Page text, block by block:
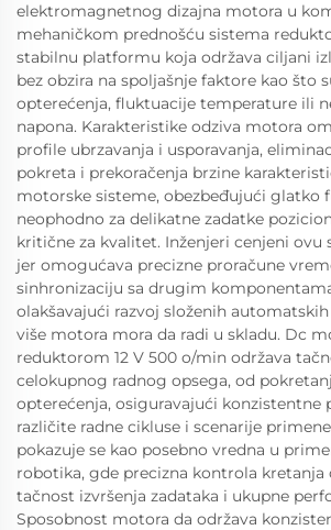
elektromagnetnog dizajna motora u
mehaničkom prednošću sistema
stabilnu platformu koja održava ciljani
bez obzira na spoljašnje faktore kao što
opterećenja, fluktuacije temperature ili
napona. Karakteristike odziva motora
profile ubrzavanja i usporavanja,
pokreta i prekoračenja brzine
motorske sisteme, obezbeđujući glatko
neophodno za delikatne zadatke
kritične za kvalitet. Inženjeri cenjeni ovu
jer omogućava precizne proračune
sinhronizaciju sa drugim
olakšavajući razvoj složenih
više motora mora da radi u skladu. Dc
reduktorom 12 V 500 o/min održava
celokupnog radnog opsega, od
opterećenja, osiguravajući konzistentne
različite radne cikluse i scenarije
pokazuje se kao posebno vredna u
robotika, gde precizna kontrola
tačnost izvršenja zadataka i ukupne
Sposobnost motora da održava